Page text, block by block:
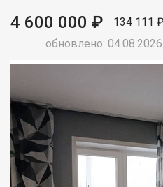
4 600 000 ₽
134 111
обновлено: 04.08.2026